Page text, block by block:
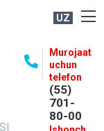
UZ
Murojaat
uchun
telefon
(55)
701-
80-00